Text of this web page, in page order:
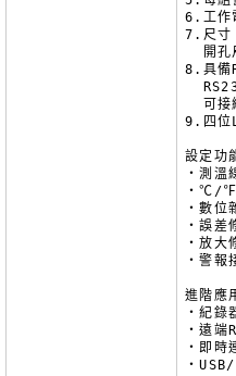
6.工作
7.尺寸
開
8.具備
可接
9.四位
設定功
‧測溫
‧℃/
‧數位
‧誤差
‧放大
‧警報
進階應
‧紀錄
‧遠端
‧即時